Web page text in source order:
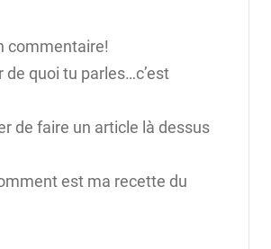
commentaire!
de quoi tu parles…c’est
de faire un article là dessus
est ma recette du